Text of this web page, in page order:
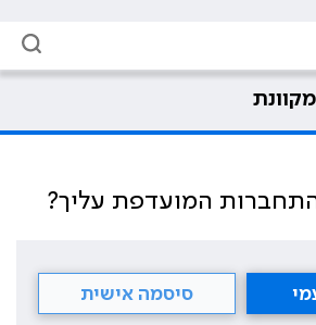
המועדפת עליך?
סיסמה אישית